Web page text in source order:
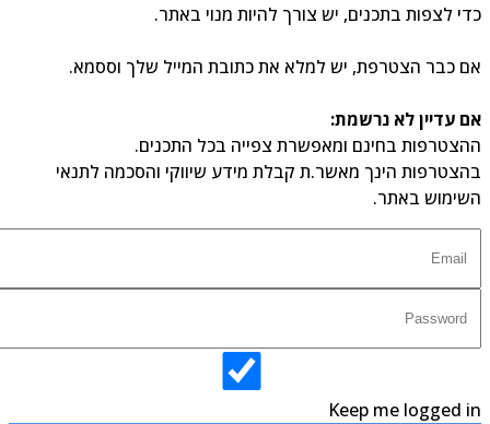
לצפות בתכנים, יש צורך להיות מנוי באתר.
כבר הצטרפת, יש למלא את כתובת המייל שלך וססמא.
עדיין לא נרשמת:
בחינם ומאפשרת צפייה בכל התכנים.
הינך מאשר.ת קבלת מידע שיווקי והסכמה לתנאי
באתר.
Keep me logged